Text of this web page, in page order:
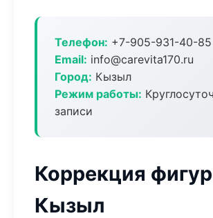
Телефон: +7-905-931-40-85
Email: info@carevita170.ru
Город: Кызыл
Режим работы:
записи
Коррекция
Кызыл